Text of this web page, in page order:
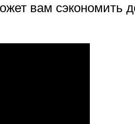
вам сэкономить